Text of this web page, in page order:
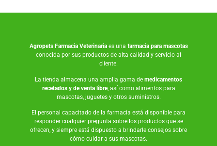
Agropets Farmacia Veterinariaes una farmacia para mascotas
conocida por sus productos de alta calidad y servicio al
cliente.
La tienda almacena una amplia gama de medicamentos
recetados y de venta libre, así como alimentos para
mascotas, juguetesy otros suministros.
El personal capacitado de la farmacia está disponible para
responder cualquier pregunta sobre los productos que se
ofrecen, y siempre está dispuesto a brindarle consejos sobre
cómo cuidar a sus mascotas.